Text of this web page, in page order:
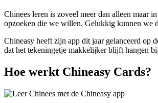
Chinees leren is zoveel meer dan alleen maar
opzoeken die we willen. Gelukkig kunnen we
Chineasy heeft zijn app dit jaar gelanceerd op
dat het tekeningetje makkelijker blijft hangen
Hoe werkt Chineasy Cards?